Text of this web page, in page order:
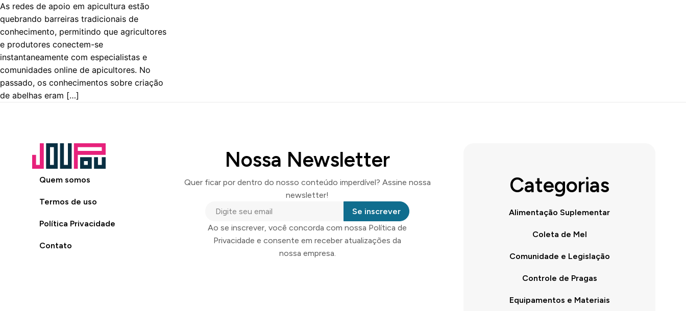
As redes de apoio em apicultura estão
quebrando barreiras tradicionais de
conhecimento, permitindo que agricultores
e produtores conectem-se
instantaneamente com especialistas e
comunidades online de apicultores. No
passado, os conhecimentos sobre criação
de abelhas eram […]
Quem somos
Termos de uso
Política Privacidade
Contato
Nossa Newsletter
Quer ficar por dentro do nosso conteúdo imperdível? Assine nossa
newsletter!
Se inscrever
Ao se inscrever, você concorda com nossa Política de
Privacidade e consente em receber atualizações da
nossa empresa.
Categorias
Alimentação Suplementar
Coleta de Mel
Comunidade e Legislação
Controle de Pragas
Equipamentos e Materiais